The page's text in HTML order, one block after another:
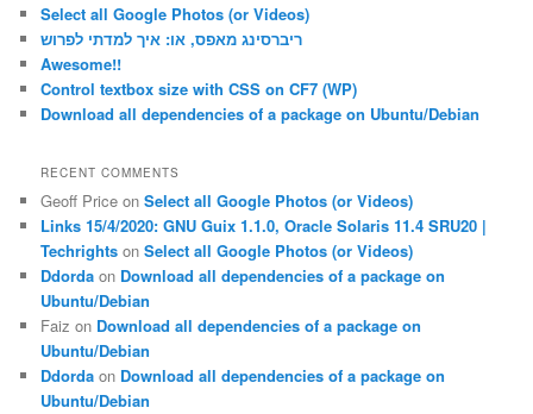
h
Select all Google Photos (or Videos)
ריברסינג מאפס, או: איך למדתי לפרוש
Awesome!!
Control textbox size with CSS on CF7 (WP)
Download all dependencies of a package on Ubuntu/Debian
RECENT COMMENTS
Geoff Price onSelect all Google Photos (or Videos)
Links 15/4/2020: GNU Guix 1.1.0, Oracle Solaris 11.4 SRU20 |
Techrights onSelect all Google Photos (or Videos)
Ddorda on Download all dependencies of a package on
Ubuntu/Debian
Faiz on Download all dependencies of a package on
Ubuntu/Debian
Ddorda on Download all dependencies of a package on
Ubuntu/Debian